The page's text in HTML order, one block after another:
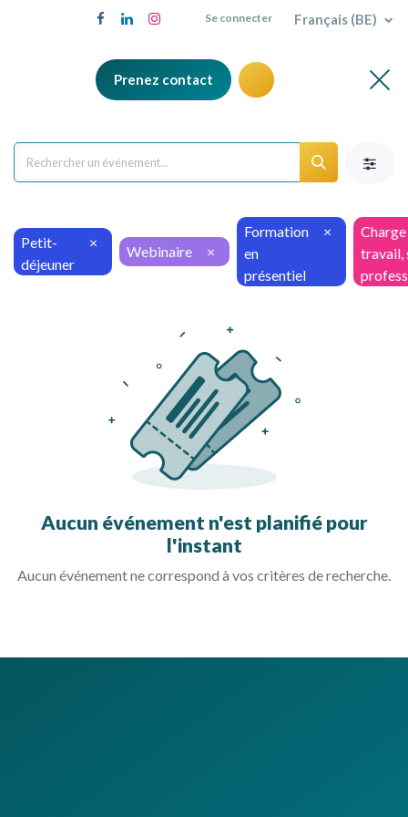
Se connecter Français (BE)
Prenez contact
Petit-
déjeuner
×
Webinaire ×
Formation
en
présentiel
×
travail,
Aucun événement n'est planifié pour
l'instant
Aucun événement ne correspond à vos critères de recherche.